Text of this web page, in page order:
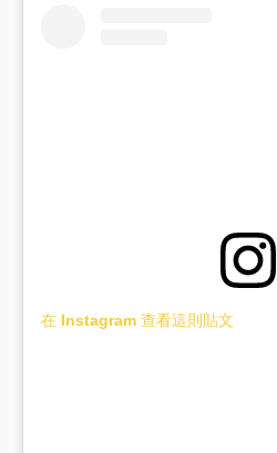
在 Instagram 查看這則貼文